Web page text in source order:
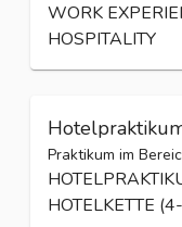
WORK
HOSPITALITY
Praktikum im
HOTELKETTE